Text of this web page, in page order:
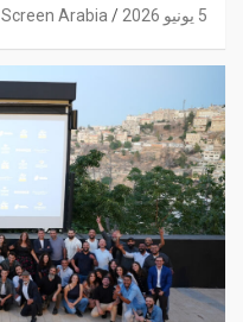
5 يونيو 2026 Screen Arabia